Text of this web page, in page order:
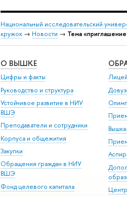
Национальный исследовательский
кружок → Новости → Тема
О ВЫШКЕ
Цифры и факты
Руководство и структура
Устойчивое развитие в НИУ
ВШЭ
Преподаватели и сотрудники
Корпуса и общежития
Закупки
Обращения граждан в НИУ
ВШЭ
Фонд целевого капитала
Лицей